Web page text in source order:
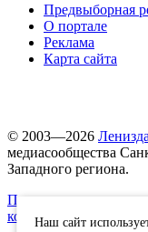
Предвыборная
О портале
Реклама
Карта сайта
© 2003—2026
медиасообщества
Западного региона.
Правила
конфиденциальности.
Наш сайт